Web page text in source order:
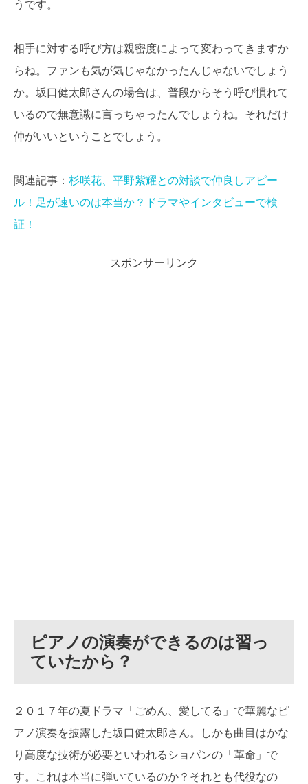
うです。
相手に対する呼び方は親密度によって変わってきますか
らね。ファンも気が気じゃなかったんじゃないでしょう
か。坂口健太郎さんの場合は、普段からそう呼び慣れて
いるので無意識に言っちゃったんでしょうね。それだけ
仲がいいということでしょう。
関連記事： 杉咲花、平野紫耀との対談で仲良しアピー
ル！足が速いのは本当か？ドラマやインタビューで検
証！
スポンサーリンク
ピアノの演奏ができるのは習っ
ていたから？
２０１７年の夏ドラマ「ごめん、愛してる」で華麗なピ
アノ演奏を披露した坂口健太郎さん。しかも曲目はかな
り高度な技術が必要といわれるショパンの「革命」で
す。これは本当に弾いているのか？それとも代役なの